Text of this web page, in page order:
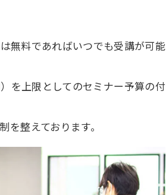
無料であればいつでも受講が可能
を上限としてのセミナー予算の付
整えております。